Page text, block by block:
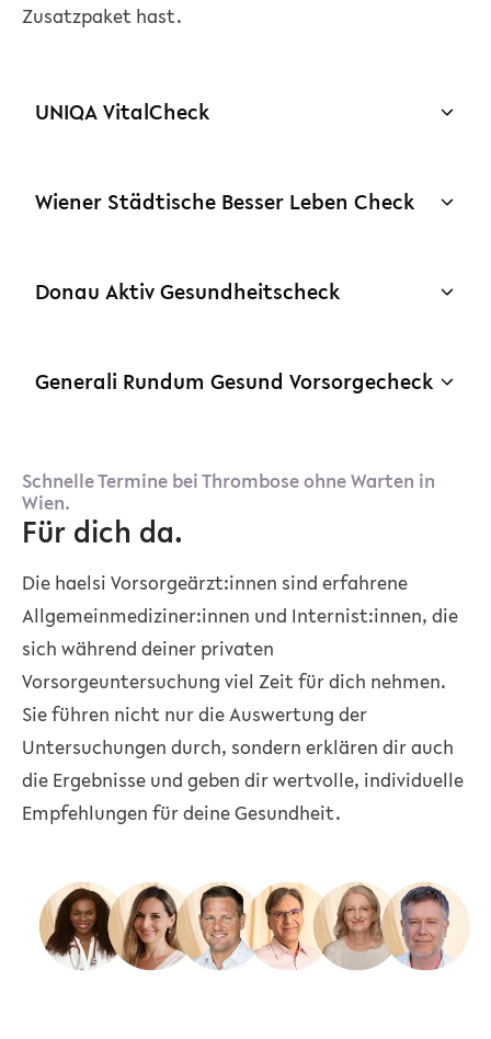
Zusatzpaket hast.
UNIQA VitalCheck
Wiener Städtische Besser Leben Check
Donau Aktiv Gesundheitscheck
Generali Rundum Gesund Vorsorgecheck
Schnelle Termine bei Thrombose ohne Warten in
Wien.
Für dich da.
Die haelsi Vorsorgeärzt:innen sind erfahrene
Allgemeinmediziner:innen und Internist:innen, die
sich während deiner privaten
Vorsorgeuntersuchung viel Zeit für dich nehmen.
Sie führen nicht nur die Auswertung der
Untersuchungen durch, sondern erklären dir auch
die Ergebnisse und geben dir wertvolle, individuelle
Empfehlungen für deine Gesundheit.